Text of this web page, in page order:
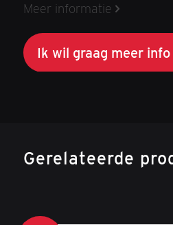
Meer informatie
Ik wil graag meer info
Gerelateerde